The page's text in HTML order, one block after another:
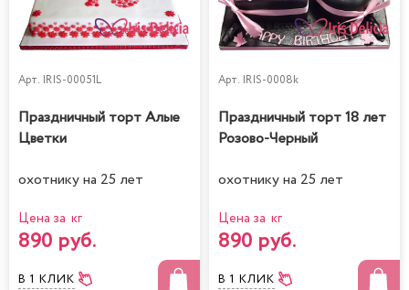
Арт. IRIS-00051L
Праздничный торт Алые
Цветки
охотнику на 25 лет
Цена за кг
890 руб.
В 1 КЛИК
Арт. IRIS-0008k
Праздничный торт 18 лет
Розово-Черный
охотнику на 25 лет
Цена за кг
890 руб.
В 1 КЛИК